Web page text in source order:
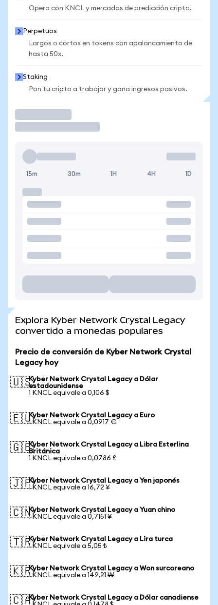
Opera con KNCL y mercados de predicción cripto.
Perpetuos
Largos o cortos en tokens con apalancamiento de
hasta 50x.
Staking
Pon tu cripto a trabajar y gana ingresos pasivos.
15m 30m 1H 4H 1D
Explora Kyber Network Crystal Legacy
convertido a monedas populares
Precio de conversión de Kyber Network Crystal
Legacy hoy
🇺🇸Kyber Network Crystal Legacy a Dólar
estadounidense
1 KNCL equivale a 0,106 $
🇪🇺Kyber Network Crystal Legacy a Euro
1 KNCL equivale a 0,0917 €
🇬🇧Kyber Network Crystal Legacy a Libra Esterlina
Británica
1 KNCL equivale a 0,0786 £
🇯🇵Kyber Network Crystal Legacy a Yen japonés
1 KNCL equivale a 16,72 ¥
🇨🇳Kyber Network Crystal Legacy a Yuan chino
1 KNCL equivale a 0,7151 ¥
🇹🇷Kyber Network Crystal Legacy a Lira turca
1 KNCL equivale a 5,05 ₺
🇰🇷Kyber Network Crystal Legacy a Won surcoreano
1 KNCL equivale a 149,21 ₩
🇨🇦Kyber Network Crystal Legacy a Dólar canadiense